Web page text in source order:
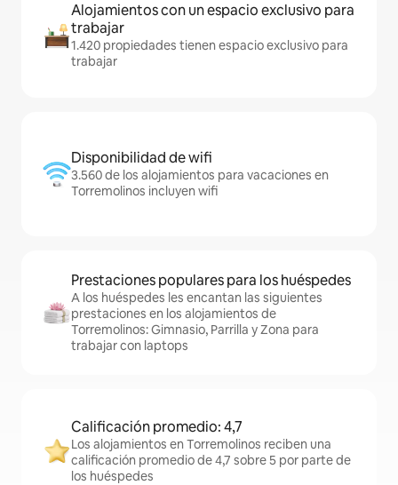
Alojamientos con un espacio exclusivo para
trabajar
1.420 propiedades tienen espacio exclusivo para
trabajar
Disponibilidad de wifi
3.560 de los alojamientos para vacaciones en
Torremolinos incluyen wifi
Prestaciones populares para los huéspedes
A los huéspedes les encantan las siguientes
prestaciones en los alojamientos de
Torremolinos: Gimnasio, Parrilla y Zona para
trabajar con laptops
Calificación promedio: 4,7
Los alojamientos en Torremolinos reciben una
calificación promedio de 4,7 sobre 5 por parte de
los huéspedes